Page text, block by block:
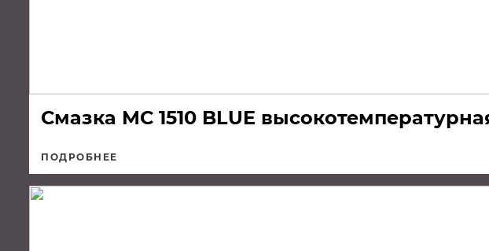
Смазка МС 1510 BLUE
ПОДРОБНЕЕ